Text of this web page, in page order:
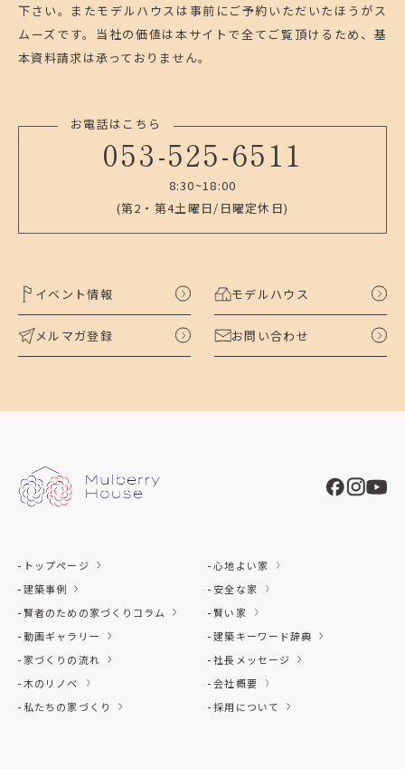
下さい。 またモデルハウスは事前にご予約いただいたほうがス
ムーズです。 当社の価値は本サイトで全てご覧頂けるため、基
本資料請求は承っておりません。
お電話はこちら
053-525-6511
8:30~18:00
(第2・第4土曜日/日曜定休日)
イベント情報 モデルハウス
メルマガ登録 お問い合わせ
トップページ
建築事例
賢者のための家づくりコラム
動画ギャラリー
家づくりの流れ
木のリノベ
私たちの家づくり
心地よい家
安全な家
賢い家
建築キーワード辞典
社長メッセージ
会社概要
採用について